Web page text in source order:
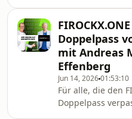
SPORT1-Experte
Podcast. In der aktuellen Folge sind
die Gäste: Olaf
1990), Matze
Comedian,
Kröger (Host,
Calcio Berlin)
Experten Mario
Doppelpass
mit Andreas
Effenberg
Jun 14, 202601:53:10
Für alle, die den
Doppelpass